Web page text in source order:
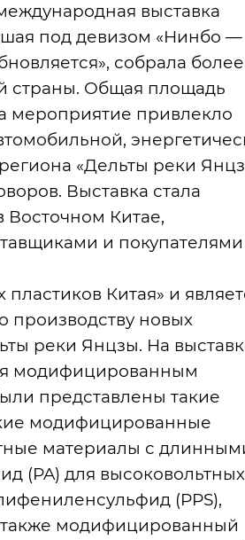
выставка
под девизом «Нинбо —
собрала более
страны. Общая площадь
мероприятие привлекло
«Дельты реки
Выставка стала
Китае,
и покупателями
Китая» и
новых
реки Янцзы. На
модифицированным
представлены такие
модифицированные
материалы с
(PA) для высоковольтных
(PPS),
модифицированный